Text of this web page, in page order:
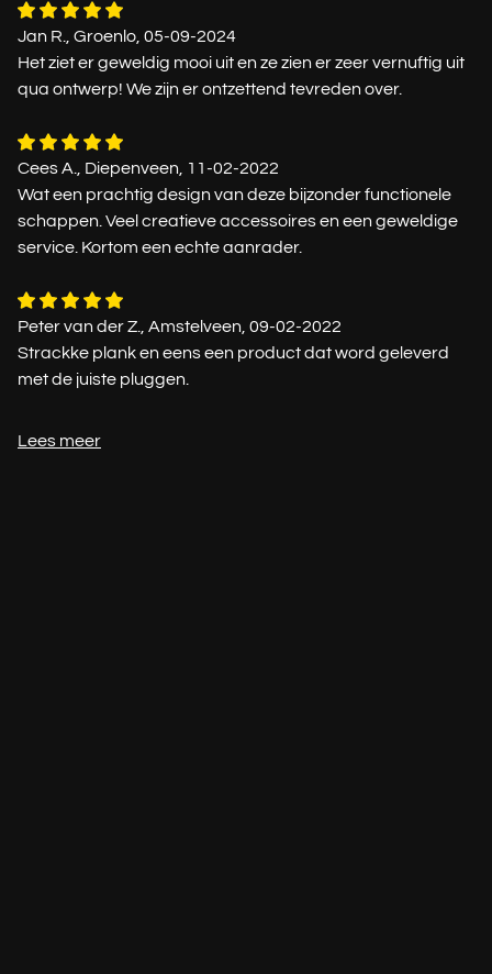
Jan R., Groenlo, 05-09-2024
Het ziet er geweldig mooi uit en ze zien er zeer vernuftig uit
qua ontwerp! We zijn er ontzettend tevreden over.
Cees A., Diepenveen, 11-02-2022
Wat een prachtig design van deze bijzonder functionele
schappen. Veel creatieve accessoires en een geweldige
service. Kortom een echte aanrader.
Peter van der Z., Amstelveen, 09-02-2022
Strackke plank en eens een product dat word geleverd
met de juiste pluggen.
Lees meer